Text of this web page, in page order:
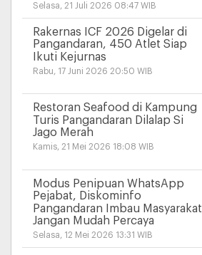
Selasa, 21 Juli 2026 08:47 WIB
Rakernas ICF 2026 Digelar di
Pangandaran, 450 Atlet Siap
Ikuti Kejurnas
Rabu, 17 Juni 2026 20:50 WIB
Restoran Seafood di Kampung
Turis Pangandaran Dilalap Si
Jago Merah
Kamis, 21 Mei 2026 18:08 WIB
Modus Penipuan WhatsApp
Pejabat, Diskominfo
Pangandaran Imbau Masyarakat
Jangan Mudah Percaya
Selasa, 12 Mei 2026 13:31 WIB